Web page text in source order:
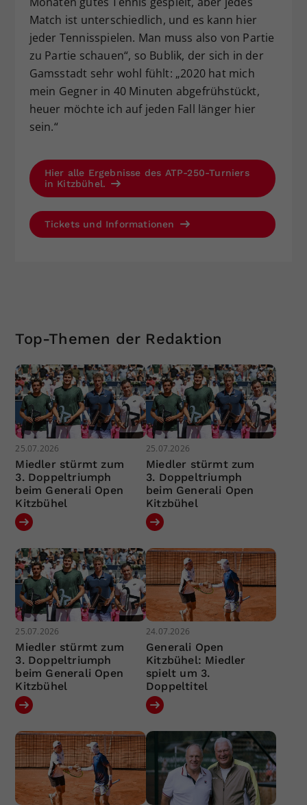
Match ist unterschiedlich, und es kann hier
jeder Tennisspielen. Man muss also von Partie
zu Partie schauen“, so Bublik, der sich in der
Gamsstadt sehr wohl fühlt: „2020 hat mich
mein Gegner in 40 Minuten abgefrühstückt,
heuer möchte ich auf jeden Fall länger hier
sein.“
Hier alle Ergebnisse des ATP-250-Turniers
in Kitzbühel.
Tickets und Informationen
Top-Themen der Redaktion
25.07.2026
Miedler stürmt zum
3. Doppeltriumph
beim Generali Open
Kitzbühel
25.07.2026
Miedler stürmt zum
3. Doppeltriumph
beim Generali Open
Kitzbühel
25.07.2026
Miedler stürmt zum
3. Doppeltriumph
beim Generali Open
Kitzbühel
24.07.2026
Generali Open
Kitzbühel: Miedler
spielt um 3.
Doppeltitel